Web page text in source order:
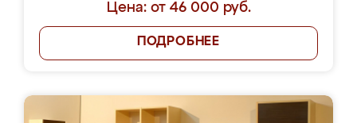
Цена: от 46 000 руб.
ПОДРОБНЕЕ